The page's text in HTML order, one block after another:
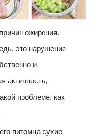
ожирения.
это нарушение
и
активность,
проблеме, как
питомца сухие